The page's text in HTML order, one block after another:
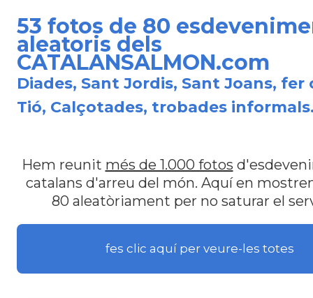
53 fotos de 80
aleatoris dels
CATALANSALMON.com
Diades, Sant Jordis, Sant Joans, fer
Tió, Calçotades, trobades
Hem reunit més de 1.000 fotos
catalans d'arreu del món. Aquí en
80 aleatòriament per no saturar el
fes clic aquí per veure-les totes